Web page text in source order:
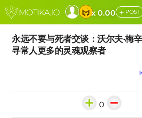
x 0.00 + POST
永远不要与死者交谈：沃尔夫·
寻常人更多的灵魂观察者
0